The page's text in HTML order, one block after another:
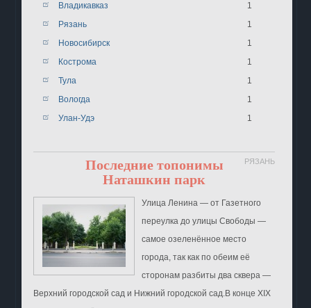
Владикавказ 1
Рязань 1
Новосибирск 1
Кострома 1
Тула 1
Вологда 1
Улан-Удэ 1
Последние топонимы РЯЗАНЬ
Наташкин парк
Улица Ленина ― от Газетного
переулка до улицы Свободы ―
самое озеленённое место
города, так как по обеим её
сторонам разбиты два сквера ―
Верхний городской сад и Нижний городской сад.В конце XIX